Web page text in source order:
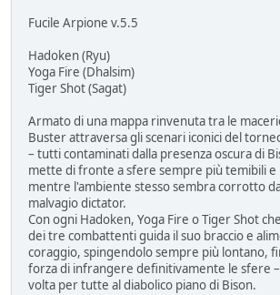
Fucile Arpione v.5.5
Hadoken (Ryu)
Yoga Fire (Dhalsim)
Tiger Shot (Sagat)
Armato di una mappa rinvenuta tra le
Buster attraversa gli scenari iconici del
– tutti contaminati dalla presenza oscura di
mette di fronte a sfere sempre più temibili
mentre l'ambiente stesso sembra corrotto
malvagio dictator.
Con ogni Hadoken, Yoga Fire o Tiger Shot
dei tre combattenti guida il suo braccio e
coraggio, spingendolo sempre più lontano,
forza di infrangere definitivamente le sfere
volta per tutte al diabolico piano di Bison.